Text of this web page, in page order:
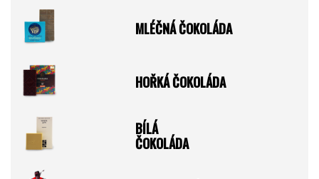
MLÉČNÁ ČOKOLÁDA
HOŘKÁ ČOKOLÁDA
BÍLÁ
ČOKOLÁDA